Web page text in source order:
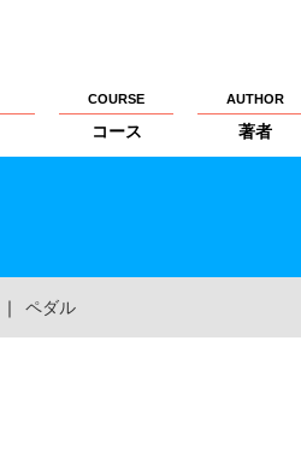
COURSE
コース
AUTHOR
著者
｜ ペダル